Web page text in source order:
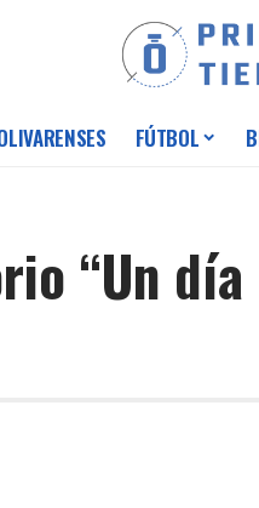
FÚTBOL
“Un